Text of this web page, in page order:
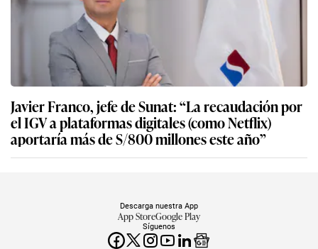
Javier Franco, jefe de Sunat: “La recaudación por
el IGV a plataformas digitales (como Netflix)
aportaría más de S/800 millones este año”
Síguenos
Descarga nuestra App
App StoreGoogle Play